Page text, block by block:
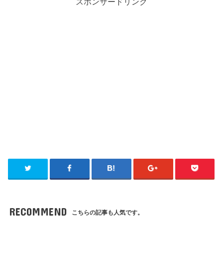
スポンサードリンク
RECOMMEND こちらの記事も人気です。